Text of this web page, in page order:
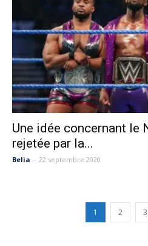
Une idée concernant le
rejetée par la...
Belia - 22 septembre 2020
1 2 3